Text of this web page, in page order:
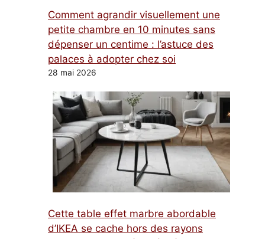
Comment agrandir visuellement une
petite chambre en 10 minutes sans
dépenser un centime : l’astuce des
palaces à adopter chez soi
28 mai 2026
Cette table effet marbre abordable
d’IKEA se cache hors des rayons